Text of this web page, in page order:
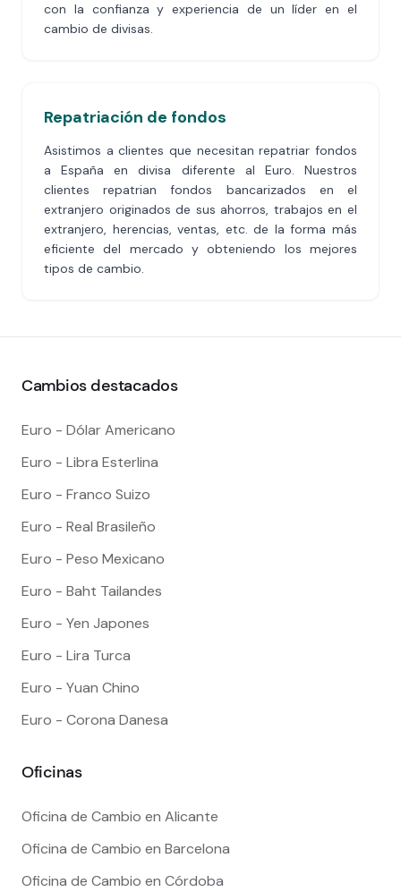
con la confianza y experiencia de un líder en el
cambio de divisas.
Repatriación de fondos
Asistimos a clientes que necesitan repatriar fondos
a España en divisa diferente al Euro. Nuestros
clientes repatrian fondos bancarizados en el
extranjero originados de sus ahorros, trabajos en el
extranjero, herencias, ventas, etc. de la forma más
eficiente del mercado y obteniendo los mejores
tipos de cambio.
Cambios destacados
Euro - Dólar Americano
Euro - Libra Esterlina
Euro - Franco Suizo
Euro - Real Brasileño
Euro - Peso Mexicano
Euro - Baht Tailandes
Euro - Yen Japones
Euro - Lira Turca
Euro - Yuan Chino
Euro - Corona Danesa
Oficinas
Oficina de Cambio en Alicante
Oficina de Cambio en Barcelona
Oficina de Cambio en Córdoba